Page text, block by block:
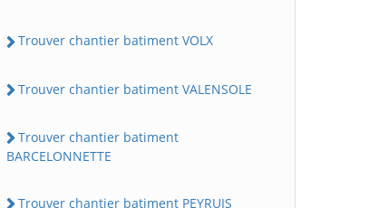
Trouver chantier batiment VOLX
Trouver chantier batiment VALENSOLE
Trouver chantier batiment
BARCELONNETTE
Trouver chantier batiment PEYRUIS